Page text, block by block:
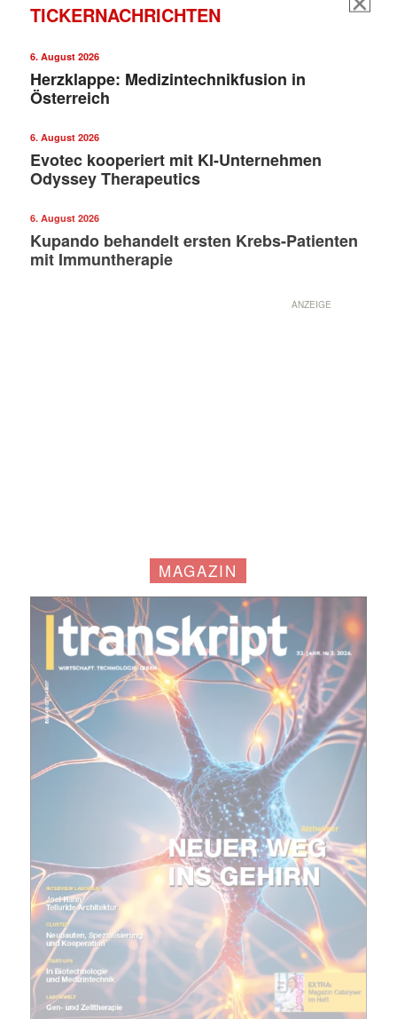
Mit dem |transkript-Newsletter
jede Woche aktuell informiert.
E-
Mail
(erforderlich)
TICKERNACHRICHTEN
6. August 2026
Herzklappe: Medizintechnikfusion in
Österreich
6. August 2026
Evotec kooperiert mit KI-Unternehmen
Odyssey Therapeutics
6. August 2026
Kupando behandelt ersten Krebs-Patienten
mit Immuntherapie
ANZEIGE
MAGAZIN